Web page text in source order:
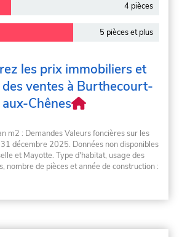
4 pièces
5 pièces et plus
les prix immobiliers et
ventes à Burthecourt-
aux-Chênes
m2 : Demandes Valeurs foncières sur les
décembre 2025. Données non disponibles
et Mayotte. Type d'habitat, usage des
nombre de pièces et année de construction :